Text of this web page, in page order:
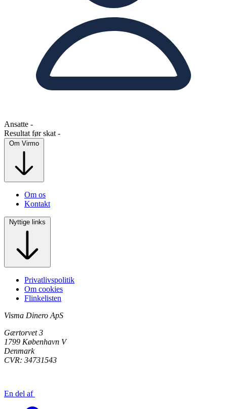
Ansatte -
Resultat før skat -
Om Virmo
Om os
Kontakt
Nyttige links
Privatlivspolitik
Om cookies
Flinkelisten
Visma Dinero ApS
Gærtorvet 3
1799 København V
Denmark
CVR: 34731543
En del af